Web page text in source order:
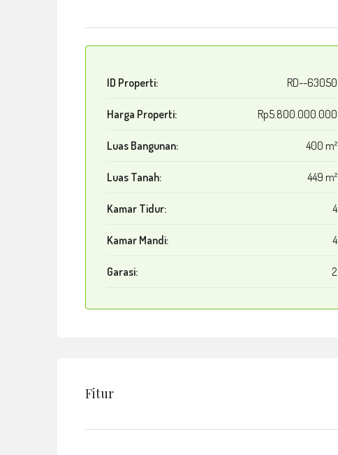
ID Properti: RD--63050
Harga Properti: Rp5.800.000.000
Luas Bangunan: 400 m²
Luas Tanah: 449 m²
Kamar Tidur: 4
Kamar Mandi: 4
Garasi: 2
Fitur